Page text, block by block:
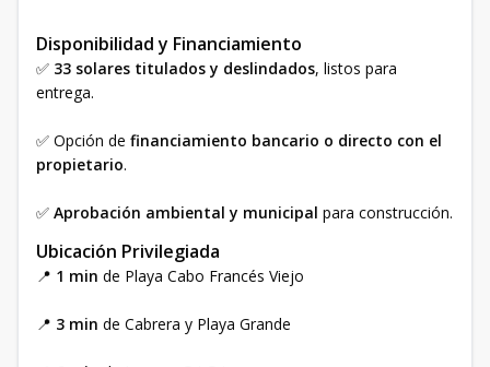
Disponibilidad y Financiamiento
✅ 33 solares titulados y deslindados, listos para
entrega.
✅ Opción de financiamiento bancario o directo con el
propietario.
✅ Aprobación ambiental y municipal para construcción.
Ubicación Privilegiada
📍 1 min de Playa Cabo Francés Viejo
📍 3 min de Cabrera y Playa Grande